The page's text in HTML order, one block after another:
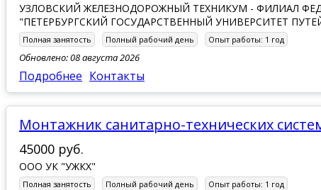
УЗЛОВСКИЙ ЖЕЛЕЗНОДОРОЖНЫЙ ТЕХНИКУМ - ФИЛИАЛ
"ПЕТЕРБУРГСКИЙ ГОСУДАРСТВЕННЫЙ УНИВЕРСИТЕТ
Полная занятость Полный рабочий день Опыт работы: 1 год
Обновлено: 08 августа 2026
Подробнее Контакты
монтажник санитарно-технических
45000 руб.
ООО УК "УЖКХ"
Полная занятость Полный рабочий день Опыт работы: 1 год